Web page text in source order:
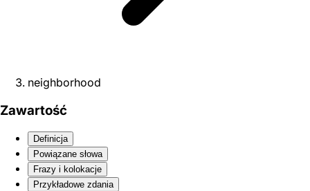
neighborhood
Zawartość
Definicja
Powiązane słowa
Frazy i kolokacje
Przykładowe zdania